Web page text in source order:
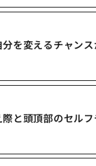
を変えるチャン
と頭頂部のセル